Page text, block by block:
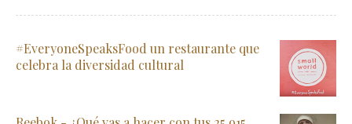
#EveryoneSpeaksFood un restaurante que
celebra la diversidad cultural